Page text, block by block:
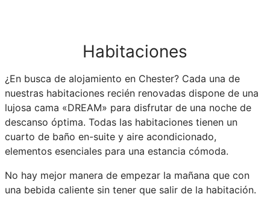
Habitaciones
¿En busca de alojamiento en Chester? Cada una de
nuestras habitaciones recién renovadas dispone de una
lujosa cama «DREAM» para disfrutar de una noche de
descanso óptima. Todas las habitaciones tienen un
cuarto de baño en-suite y aire acondicionado,
elementos esenciales para una estancia cómoda.
No hay mejor manera de empezar la mañana que con
una bebida caliente sin tener que salir de la habitación.